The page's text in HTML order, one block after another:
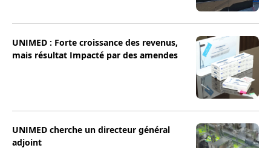
UNIMED : Forte croissance des revenus,
mais résultat Impacté par des amendes
UNIMED cherche un directeur général
adjoint